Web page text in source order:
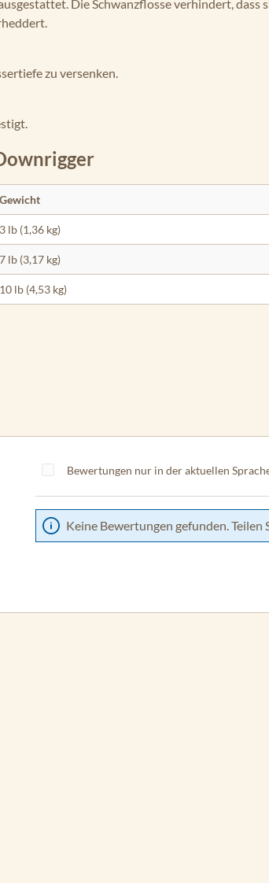
Die Schwanzflosse verhindert, dass
zu versenken.
Gewicht
3 lb (1,36 kg)
7 lb (3,17 kg)
10 lb (4,53 kg)
Bewertungen nur in der aktuellen
Keine Bewertungen gefunden.